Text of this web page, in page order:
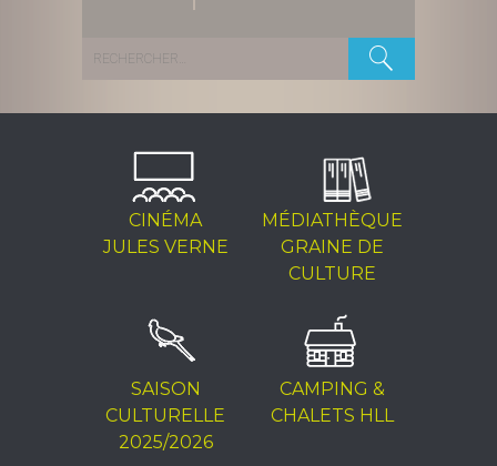
Rechercher :
CINÉMA
JULES VERNE
MÉDIATHÈQUE
GRAINE DE
CULTURE
SAISON
CULTURELLE
2025/2026
CAMPING &
CHALETS HLL